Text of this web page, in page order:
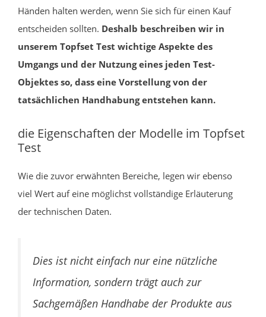
Händen halten werden, wenn Sie sich für einen Kauf
entscheiden sollten. Deshalb beschreiben wir in
unserem Topfset Test wichtige Aspekte des
Umgangs und der Nutzung eines jeden Test-
Objektes so, dass eine Vorstellung von der
tatsächlichen Handhabung entstehen kann.
die Eigenschaften der Modelle im Topfset
Test
Wie die zuvor erwähnten Bereiche, legen wir ebenso
viel Wert auf eine möglichst vollständige Erläuterung
der technischen Daten.
Dies ist nicht einfach nur eine nützliche
Information, sondern trägt auch zur
Sachgemäßen Handhabe der Produkte aus